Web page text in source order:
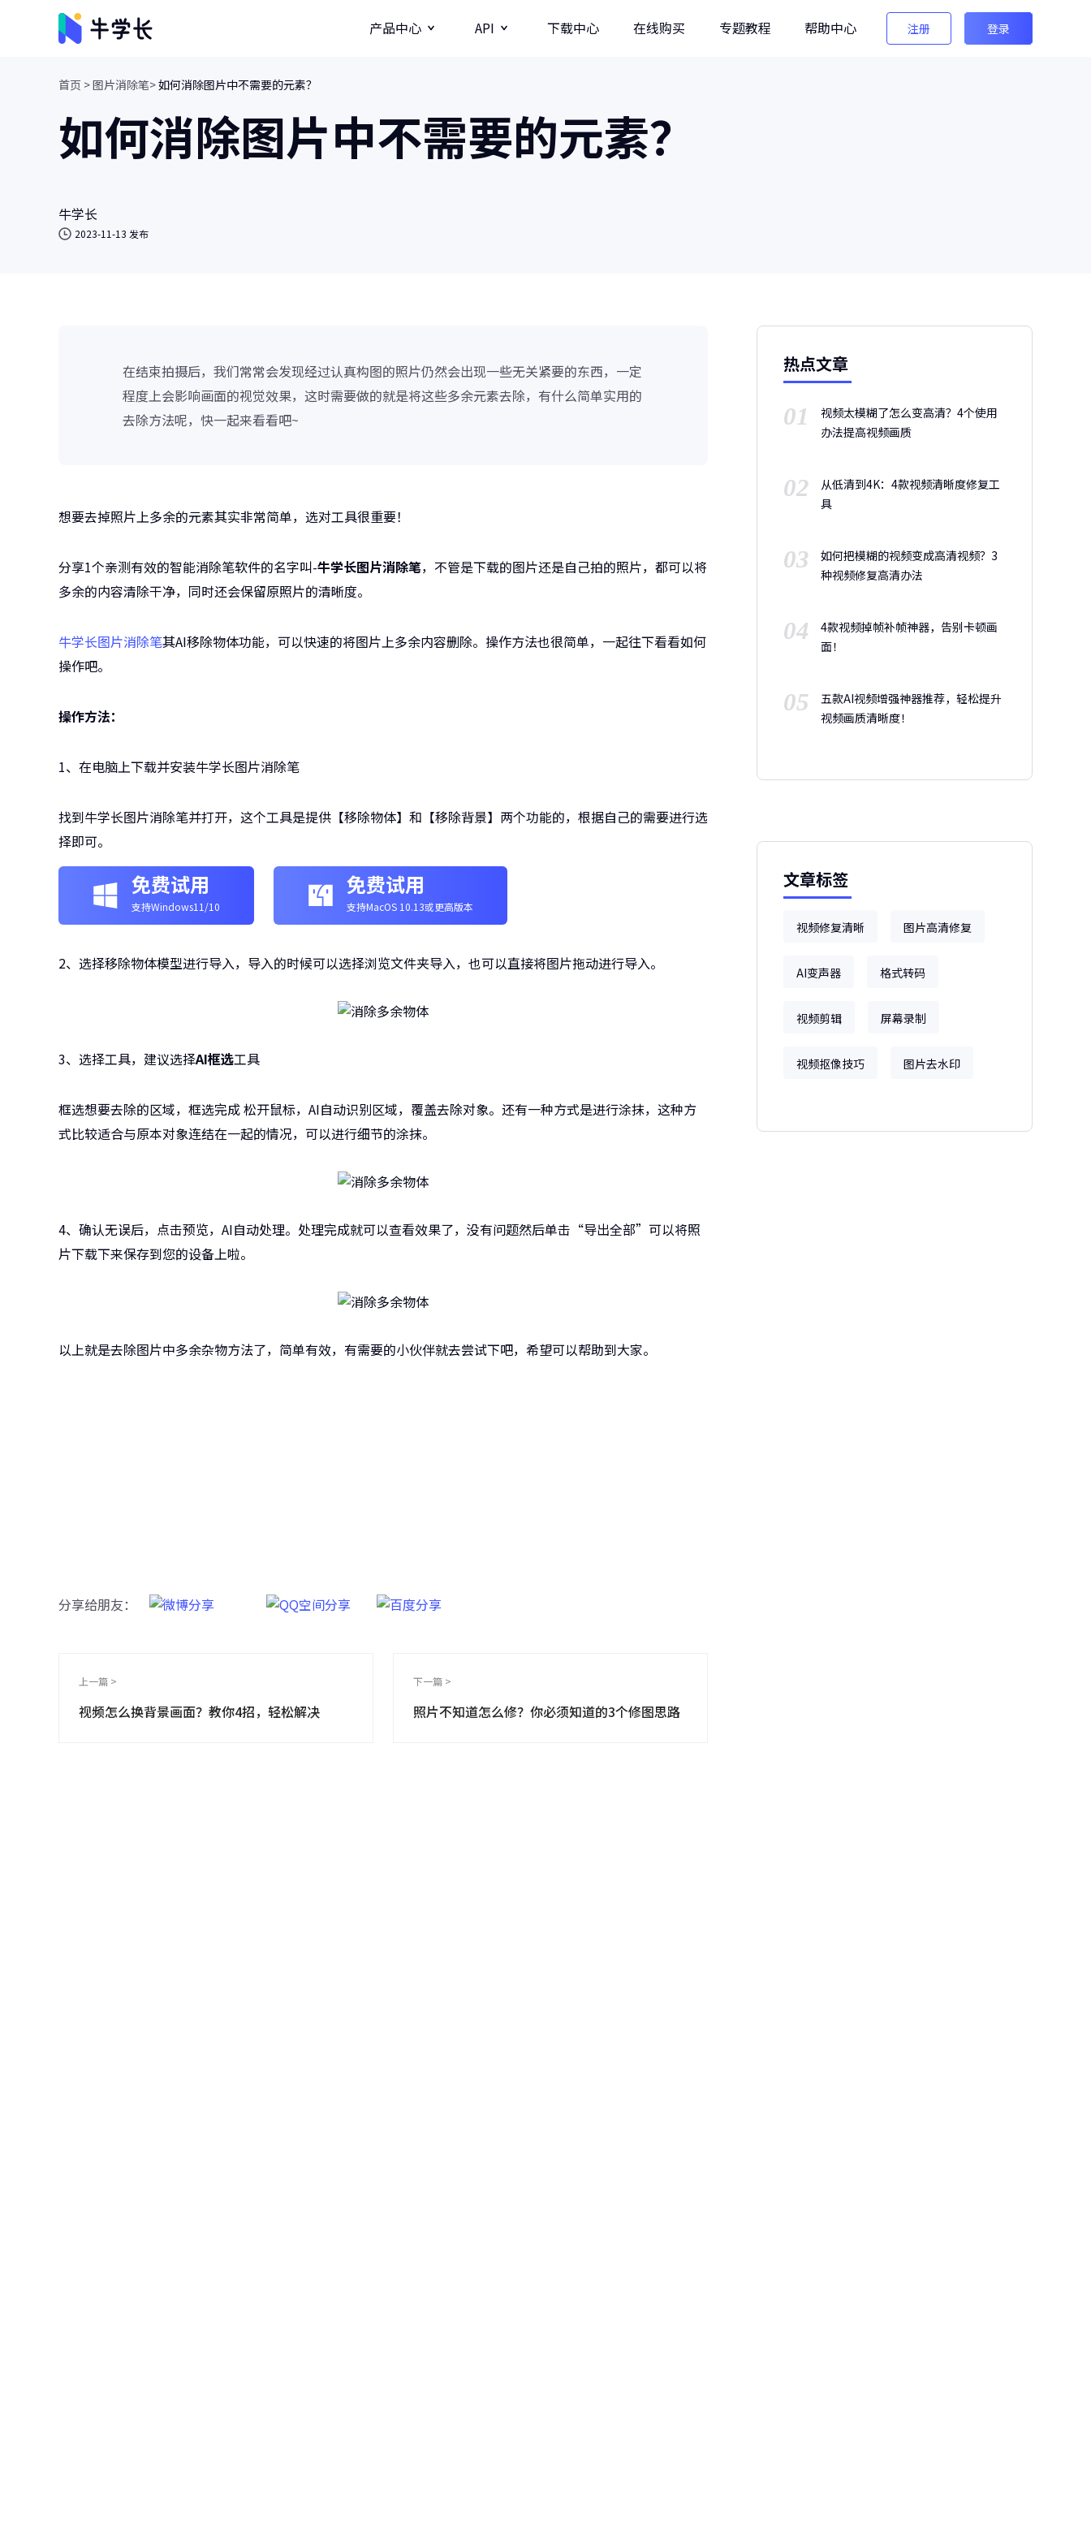
产品中心
视频创意
牛小影
画质增强/视频修复/AI视频抠像
牛学长录屏工具
多种录制方式/直播录制/课程模板
API
牛学长图片增强API
下载中心 在线购买 专题教程 帮助中心 注册 登录
首页 >图片消除笔>如何消除图片中不需要的元素？
如何消除图片中不需要的元素？
牛学长
2023-11-13 发布
在结束拍摄后，我们常常会发现经过认真构图的照片仍然会出现一些无关紧要的东西，一定
程度上会影响画面的视觉效果，这时需要做的就是将这些多余元素去除，有什么简单实用的
去除方法呢，快一起来看看吧~
想要去掉照片上多余的元素其实非常简单，选对工具很重要！
分享1个亲测有效的智能消除笔软件的名字叫-牛学长图片消除笔，不管是下载的图片还是自己拍的照片，都可以将
多余的内容清除干净，同时还会保留原照片的清晰度。
牛学长图片消除笔其AI移除物体功能，可以快速的将图片上多余内容删除。操作方法也很简单，一起往下看看如何
操作吧。
操作方法：
1、在电脑上下载并安装牛学长图片消除笔
找到牛学长图片消除笔并打开，这个工具是提供【移除物体】和【移除背景】两个功能的，根据自己的需要进行选
择即可。
免费试用
支持Windows11/10
免费试用
支持MacOS 10.13或更高版本
2、选择移除物体模型进行导入，导入的时候可以选择浏览文件夹导入，也可以直接将图片拖动进行导入。
3、选择工具，建议选择AI框选工具
框选想要去除的区域，框选完成 松开鼠标，AI自动识别区域，覆盖去除对象。还有一种方式是进行涂抹，这种方
式比较适合与原本对象连结在一起的情况，可以进行细节的涂抹。
4、确认无误后，点击预览，AI自动处理。处理完成就可以查看效果了，没有问题然后单击“导出全部”可以将照
片下载下来保存到您的设备上啦。
以上就是去除图片中多余杂物方法了，简单有效，有需要的小伙伴就去尝试下吧，希望可以帮助到大家。
分享给朋友：
上一篇 >
视频怎么换背景画面？教你4招，轻松解决
下一篇 >
照片不知道怎么修？你必须知道的3个修图思路
热点文章
01
视频太模糊了怎么变高清？4个使用
办法提高视频画质
02
从低清到4K：4款视频清晰度修复工
具
03
如何把模糊的视频变成高清视频？3
种视频修复高清办法
04
4款视频掉帧补帧神器，告别卡顿画
面！
05
五款AI视频增强神器推荐，轻松提升
视频画质清晰度！
文章标签
视频修复清晰 图片高清修复
AI变声器 格式转码
视频剪辑 屏幕录制
视频抠像技巧 图片去水印